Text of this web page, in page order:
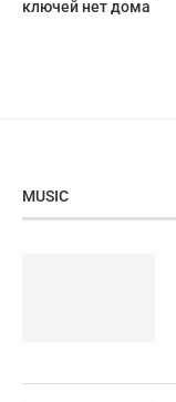
ключей нет дома
MUSIC